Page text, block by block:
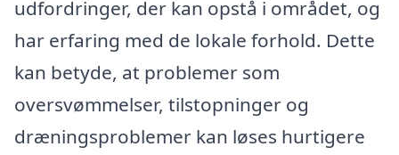
udfordringer, der kan opstå i området, og
har erfaring med de lokale forhold. Dette
kan betyde, at problemer som
oversvømmelser, tilstopninger og
dræningsproblemer kan løses hurtigere